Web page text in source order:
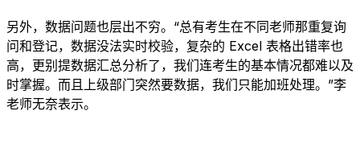
另外，数据问题也层出不穷。“总有考生在不同老师那重复询
问和登记，数据没法实时校验，复杂的 Excel 表格出错率也
高，更别提数据汇总分析了，我们连考生的基本情况都难以及
时掌握。而且上级部门突然要数据，我们只能加班处理。”李
老师无奈表示。